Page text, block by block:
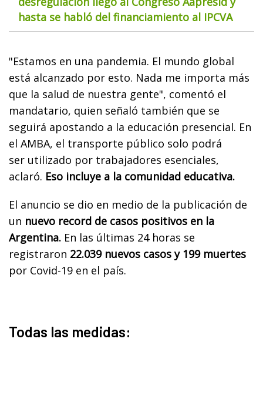
hasta se habló del financiamiento al IPCVA
"Estamos en una pandemia. El mundo global
está alcanzado por esto. Nada me importa más
que la salud de nuestra gente", comentó el
mandatario, quien señaló también que se
seguirá apostando a la educación presencial. En
el AMBA, el transporte público solo podrá
ser utilizado por trabajadores esenciales,
aclaró. Eso incluye a la comunidad educativa.
El anuncio se dio en medio de la publicación de
un nuevo record de casos positivos en la
Argentina. En las últimas 24 horas se
registraron 22.039 nuevos casos y 199 muertes
por Covid-19 en el país.
Todas las medidas: